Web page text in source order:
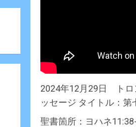
2024年12月29日 トロ
ッセージ タイトル：
聖書箇所：ヨハネ